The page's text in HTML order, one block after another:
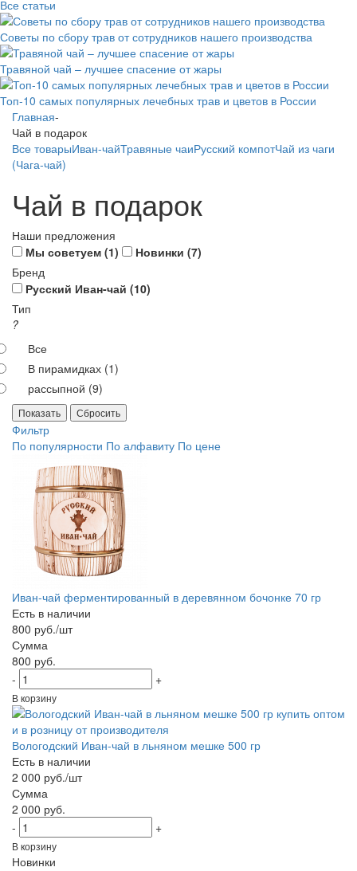
Все статьи
Советы по сбору трав от сотрудников нашего производства
Травяной чай – лучшее спасение от жары
Топ-10 самых популярных лечебных трав и цветов в России
Главная-
Чай в подарок
Все товарыИван-чайТравяные чаиРусский компотЧай из чаги
(Чага-чай)
Чай в подарок
Наши предложения
Мы советуем (1) Новинки (7)
Бренд
Русский Иван-чай (10)
Тип
?
Все
В пирамидках (1)
рассыпной (9)
Сбросить
Фильтр
По популярности По алфавиту По цене
Иван-чай ферментированный в деревянном бочонке 70 гр
Есть в наличии
800 руб./шт
Сумма
800 руб.
-
+
В корзину
Вологодский Иван-чай в льняном мешке 500 гр
Есть в наличии
2 000 руб./шт
Сумма
2 000 руб.
-
+
В корзину
Новинки